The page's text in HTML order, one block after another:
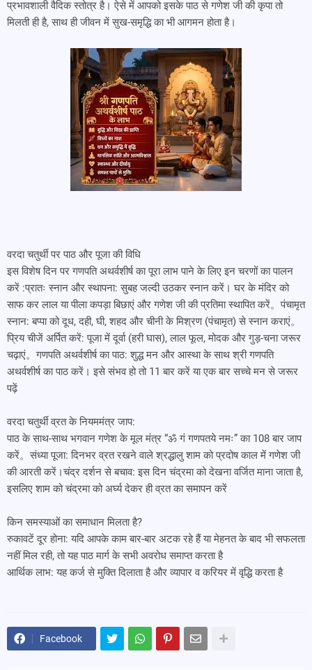
प्रभावशाली वैदिक स्तोत्र है। ऐसे में आपको इसके पाठ से गणेश जी की कृपा तो
मिलती ही है, साथ ही जीवन में सुख-समृद्धि का भी आगमन होता है।
वरदा चतुर्थी पर पाठ और पूजा की विधि
इस विशेष दिन पर गणपति अथर्वशीर्ष का पूरा लाभ पाने के लिए इन चरणों का पालन
करें :प्रातः स्नान और स्थापना: सुबह जल्दी उठकर स्नान करें। घर के मंदिर को
साफ कर लाल या पीला कपड़ा बिछाएं और गणेश जी की प्रतिमा स्थापित करें。पंचामृत
स्नान: बप्पा को दूध, दही, घी, शहद और चीनी के मिश्रण (पंचामृत) से स्नान कराएं。
प्रिय चीजें अर्पित करें: पूजा में दूर्वा (हरी घास), लाल फूल, मोदक और गुड़-चना जरूर
चढ़ाएं。गणपति अथर्वशीर्ष का पाठ: शुद्ध मन और आस्था के साथ श्री गणपति
अथर्वशीर्ष का पाठ करें। इसे संभव हो तो 11 बार करें या एक बार सच्चे मन से जरूर
पढ़ें
वरदा चतुर्थी व्रत के नियममंत्र जाप:
पाठ के साथ-साथ भगवान गणेश के मूल मंत्र “ॐ गं गणपतये नमः” का 108 बार जाप
करें。संध्या पूजा: दिनभर व्रत रखने वाले श्रद्धालु शाम को प्रदोष काल में गणेश जी
की आरती करें।चंद्र दर्शन से बचाव: इस दिन चंद्रमा को देखना वर्जित माना जाता है,
इसलिए शाम को चंद्रमा को अर्घ्य देकर ही व्रत का समापन करें
किन समस्याओं का समाधान मिलता है?
रुकावटें दूर होना: यदि आपके काम बार-बार अटक रहे हैं या मेहनत के बाद भी सफलता
नहीं मिल रही, तो यह पाठ मार्ग के सभी अवरोध समाप्त करता है
आर्थिक लाभ: यह कर्ज से मुक्ति दिलाता है और व्यापार व करियर में वृद्धि करता है
Facebook